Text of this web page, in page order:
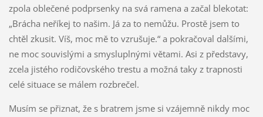
zpola oblečené podprsenky na svá ramena a začal blekotat:
„Brácha neříkej to našim. Já za to nemůžu. Prostě jsem to
chtěl zkusit. Víš, moc mě to vzrušuje.“ a pokračoval dalšími,
ne moc souvislými a smysluplnými větami. Asi z představy,
zcela jistého rodičovského trestu a možná taky z trapnosti
celé situace se málem rozbrečel.
Musím se přiznat, že s bratrem jsme si vzájemně nikdy moc